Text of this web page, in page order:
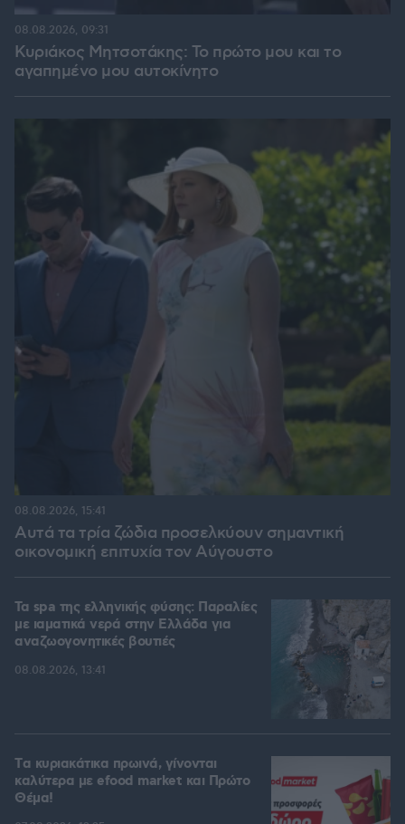
Κυριάκος Μητσοτάκης: Το πρώτο μου και το
αγαπημένο μου αυτοκίνητο
08.08.2026, 09:31
Αυτά τα τρία ζώδια προσελκύουν σημαντική
οικονομική επιτυχία τον Αύγουστο
08.08.2026, 15:41
Τα spa της ελληνικής φύσης: Παραλίες
με ιαματικά νερά στην Ελλάδα για
αναζωογονητικές βουτιές
08.08.2026, 13:41
Tα κυριακάτικα πρωινά, γίνονται
καλύτερα με efood market και Πρώτο
Θέμα!